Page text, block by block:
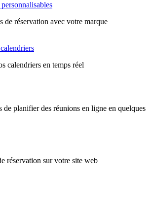
de réservation avec votre marque
calendriers en temps réel
de planifier des réunions en ligne en quelques
réservation sur votre site web